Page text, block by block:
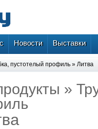
Новости Выставки
пустотелый профиль » Литва
»